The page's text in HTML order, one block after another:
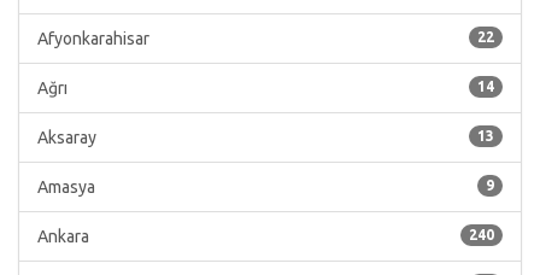
22
Afyonkarahisar
14
Ağrı
13
Aksaray
9
Amasya
240
Ankara